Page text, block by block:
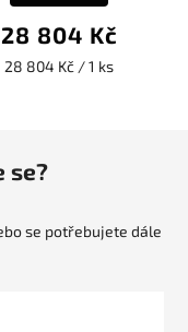
28 804 Kč
28 804 Kč / 1 ks
se?
se potřebujete dále